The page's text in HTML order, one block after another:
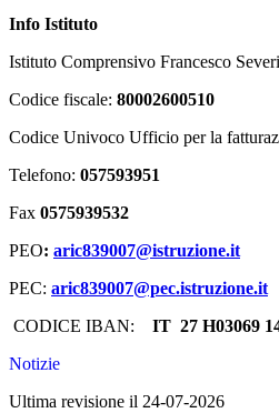
Info Istituto
Istituto Comprensivo Francesco
Codice fiscale: 80002600510
Codice Univoco Ufficio per la
Telefono: 057593951
Fax 0575939532
PEO: aric839007@istruzione.it
PEC: aric839007@pec.istruzione.it
CODICE IBAN:
IT 27 H03069
Notizie
Ultima revisione il 24-07-2026